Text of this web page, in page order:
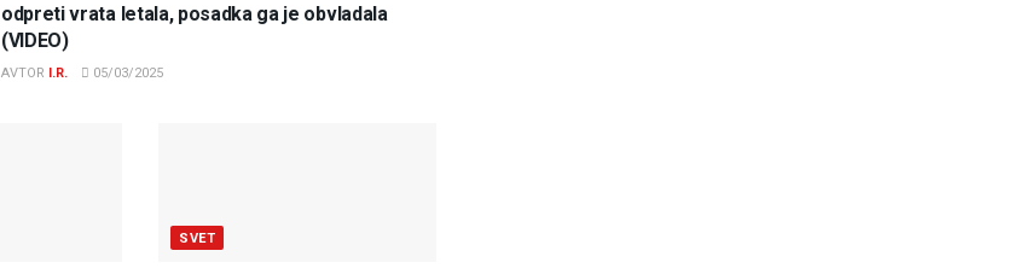
odpreti vrata letala, posadka ga je obvladala
(VIDEO)
AVTOR I.R. 05/03/2025
SVET